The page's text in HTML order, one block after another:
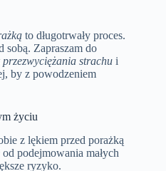
to długotrwały proces.
sobą. Zapraszam do
przezwyciężania strachu i
by z powodzeniem
życiu
z lękiem przed porażką
podejmowania małych
ryzyko.